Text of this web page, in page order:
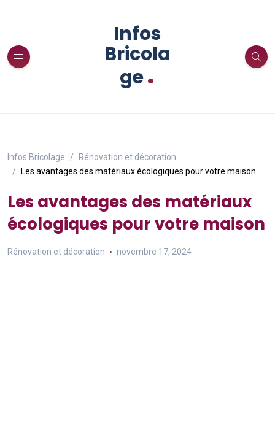
Infos
Bricola
ge.
Infos Bricolage
Rénovation et décoration
Les avantages des matériaux écologiques pour votre maison
Les avantages des matériaux
écologiques pour votre maison
Rénovation et décoration novembre 17, 2024